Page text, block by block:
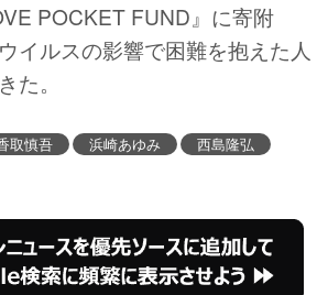
POCKET FUND』に寄附
イルスの影響で困難を抱えた人
た。
取慎吾 浜崎あゆみ
西島隆弘